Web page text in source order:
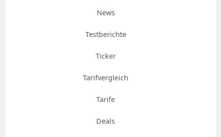
News
Testberichte
Ticker
Tarifvergleich
Tarife
Deals